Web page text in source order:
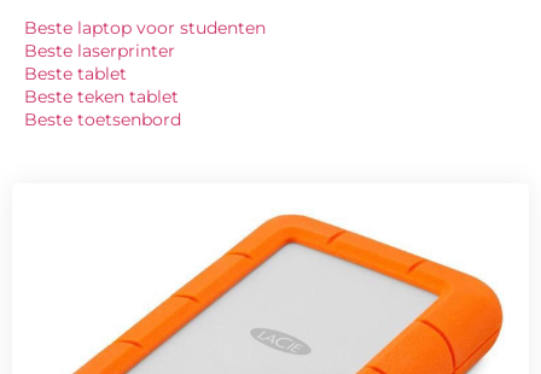
Beste laptop voor studenten
Beste laserprinter
Beste tablet
Beste teken tablet
Beste toetsenbord